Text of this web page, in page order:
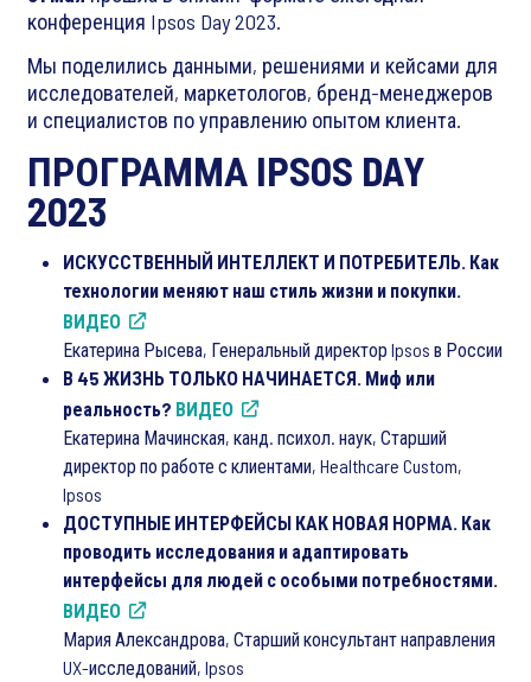
конференция Ipsos Day 2023.
Мы поделились данными, решениями и кейсами для
исследователей, маркетологов, бренд-менеджеров
и специалистов по управлению опытом клиента.
ПРОГРАММА IPSOS DAY
2023
ИСКУССТВЕННЫЙ ИНТЕЛЛЕКТ И ПОТРЕБИТЕЛЬ. Как
технологии меняют наш стиль жизни и покупки.
ВИДЕО
Екатерина Рысева, Генеральный директор Ipsos в России
В 45 ЖИЗНЬ ТОЛЬКО НАЧИНАЕТСЯ. Миф или
реальность? ВИДЕО
Екатерина Мачинская, канд. психол. наук, Старший
директор по работе с клиентами, Healthcare Custom,
Ipsos
ДОСТУПНЫЕ ИНТЕРФЕЙСЫ КАК НОВАЯ НОРМА. Как
проводить исследования и адаптировать
интерфейсы для людей с особыми потребностями.
ВИДЕО
Мария Александрова, Старший консультант направления
UX-исследований, Ipsos